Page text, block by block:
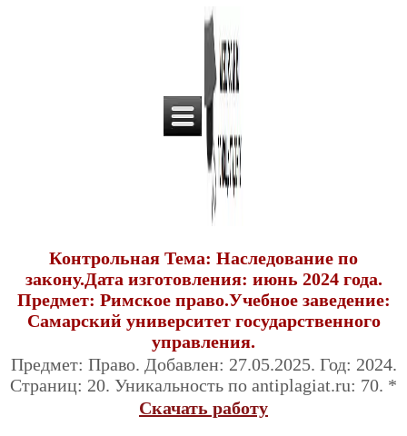
Контрольная Тема: Наследование по
закону.Дата изготовления: июнь 2024 года.
Предмет: Римское право.Учебное заведение:
Самарский университет государственного
управления.
Предмет: Право. Добавлен: 27.05.2025. Год: 2024.
Страниц: 20. Уникальность по antiplagiat.ru: 70. *
Скачать работу